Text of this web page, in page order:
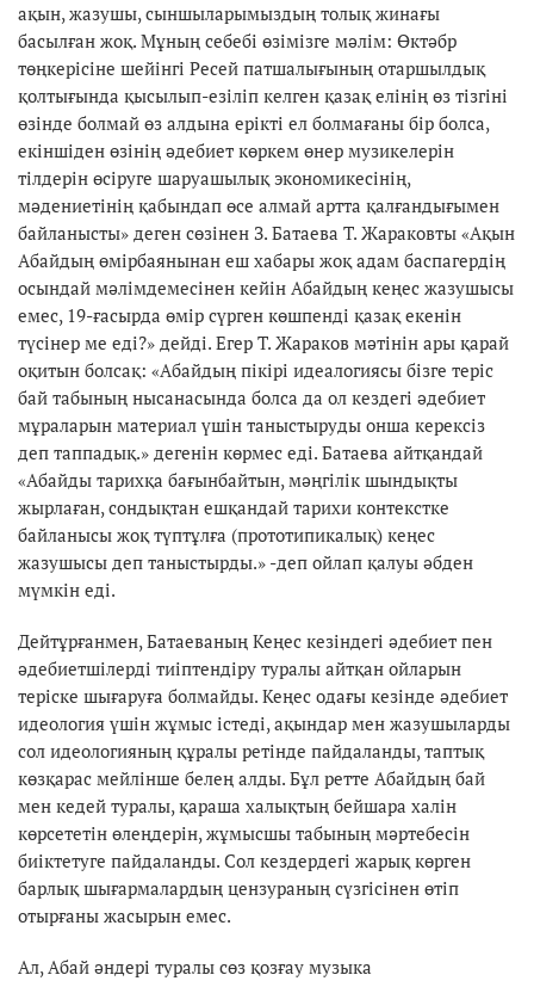
ақын, жазушы, сыншыларымыздың толық жинағы
басылған жоқ. Мұның себебі өзімізге мәлім: Өктәбр
төңкерісіне шейінгі Ресей патшалығының отаршылдық
қолтығында қысылып-езіліп келген қазақ елінің өз тізгіні
өзінде болмай өз алдына ерікті ел болмағаны бір болса,
екіншіден өзінің әдебиет көркем өнер музикелерін
тілдерін өсіруге шаруашылық экономикесінің,
мәдениетінің қабындап өсе алмай артта қалғандығымен
байланысты» деген сөзінен З. Батаева Т. Жараковты «Ақын
Абайдың өмірбаянынан еш хабары жоқ адам баспагердің
осындай мәлімдемесінен кейін Абайдың кеңес жазушысы
емес, 19-ғасырда өмір сүрген көшпенді қазақ екенін
түсінер ме еді?» дейді. Егер Т. Жараков мәтінін ары қарай
оқитын болсақ: «Абайдың пікірі идеалогиясы бізге теріс
бай табының нысанасында болса да ол кездегі әдебиет
мұраларын материал үшін таныстыруды онша керексіз
деп таппадық.» дегенін көрмес еді. Батаева айтқандай
«Абайды тарихқа бағынбайтын, мәңгілік шындықты
жырлаған, сондықтан ешқандай тарихи контекстке
байланысы жоқ түптұлға (прототипикалық) кеңес
жазушысы деп таныстырды.» -деп ойлап қалуы әбден
мүмкін еді.
Дейтұрғанмен, Батаеваның Кеңес кезіндегі әдебиет пен
әдебиетшілерді тиіптендіру туралы айтқан ойларын
теріске шығаруға болмайды. Кеңес одағы кезінде әдебиет
идеология үшін жұмыс істеді, ақындар мен жазушыларды
сол идеологияның құралы ретінде пайдаланды, таптық
көзқарас мейлінше белең алды. Бұл ретте Абайдың бай
мен кедей туралы, қараша халықтың бейшара халін
көрсететін өлеңдерін, жұмысшы табының мәртебесін
биіктетуге пайдаланды. Сол кездердегі жарық көрген
барлық шығармалардың цензураның сүзгісінен өтіп
отырғаны жасырын емес.
Ал, Абай әндері туралы сөз қозғау музыка